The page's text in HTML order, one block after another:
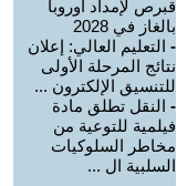
قبرص لإمداد أوروبا
بالغاز في 2028
- التعليم العالي: إعلان
نتائج المرحلة الأولى
للتنسيق الإلكترون ...
- النقل تطلق مادة
فيلمية للتوعية من
مخاطر السلوكيات
السلبية ال ...